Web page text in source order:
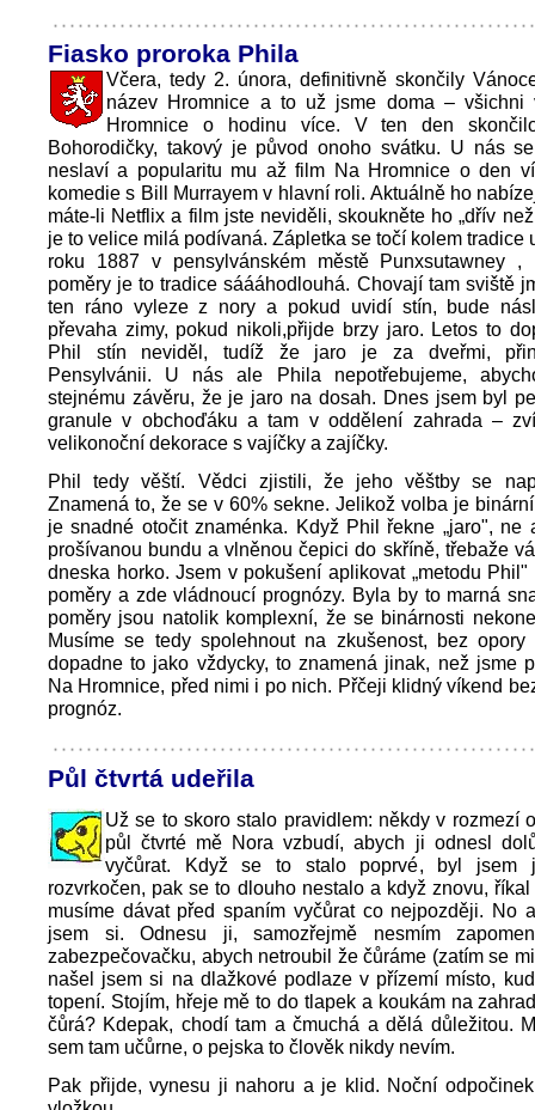
Fiasko proroka Phila
Včera, tedy 2. února, definitivně skončily
název Hromnice a to už jsme doma – všichni
Hromnice o hodinu více. V ten den
Bohorodičky, takový je původ onoho svátku. U nás
neslaví a popularitu mu až film Na Hromnice o den
komedie s Bill Murrayem v hlavní roli. Aktuálně ho
máte-li Netflix a film jste neviděli, skoukněte ho „dřív
je to velice milá podívaná. Zápletka se točí kolem tradice
roku 1887 v pensylvánském městě Punxsutawney ,
poměry je to tradice sáááhodlouhá. Chovají tam sviště
ten ráno vyleze z nory a pokud uvidí stín, bude
převaha zimy, pokud nikoli,přijde brzy jaro. Letos to
Phil stín neviděl, tudíž že jaro je za dveřmi,
Pensylvánii. U nás ale Phila nepotřebujeme,
stejnému závěru, že je jaro na dosah. Dnes jsem byl
granule v obchoďáku a tam v oddělení zahrada –
velikonoční dekorace s vajíčky a zajíčky.
Phil tedy věští. Vědci zjistili, že jeho věštby se
Znamená to, že se v 60% sekne. Jelikož volba je
je snadné otočit znaménka. Když Phil řekne „jaro", ne
prošívanou bundu a vlněnou čepici do skříně, třebaže
dneska horko. Jsem v pokušení aplikovat „metodu
poměry a zde vládnoucí prognózy. Byla by to marná
poměry jsou natolik komplexní, že se binárnosti
Musíme se tedy spolehnout na zkušenost, bez opory
dopadne to jako vždycky, to znamená jinak, než jsme
Na Hromnice, před nimi i po nich. Přčeji klidný víkend
prognóz.
Půl čtvrtá udeřila
Už se to skoro stalo pravidlem: někdy v rozmezí
půl čtvrté mě Nora vzbudí, abych ji odnesl
vyčůrat. Když se to stalo poprvé, byl jsem
rozvrkočen, pak se to dlouho nestalo a když znovu,
musíme dávat před spaním vyčůrat co nejpozději. No
jsem si. Odnesu ji, samozřejmě nesmím
zabezpečovačku, abych netroubil že čůráme (zatím se
našel jsem si na dlažkové podlaze v přízemí místo,
topení. Stojím, hřeje mě to do tlapek a koukám na
čůrá? Kdepak, chodí tam a čmuchá a dělá důležitou.
sem tam učůrne, o pejska to člověk nikdy nevím.
Pak přijde, vynesu ji nahoru a je klid. Noční